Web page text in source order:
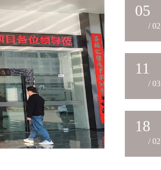
05
/ 02
11
/ 03
18
/ 02